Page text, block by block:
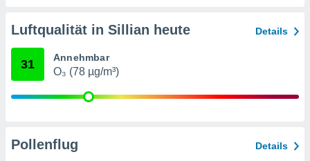
zur
Luftqualität in Sillian heute Details
31 Annehmbar
O₃ (78 µg/m³)
Pollenflug Details